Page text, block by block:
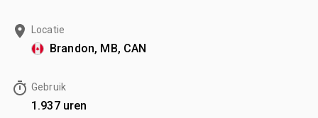
Locatie
Brandon, MB, CAN
Gebruik
1.937 uren